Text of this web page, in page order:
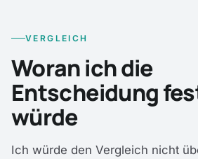
VERGLEICH
Woran ich die
Entscheidung
würde
Ich würde den Vergleich nicht